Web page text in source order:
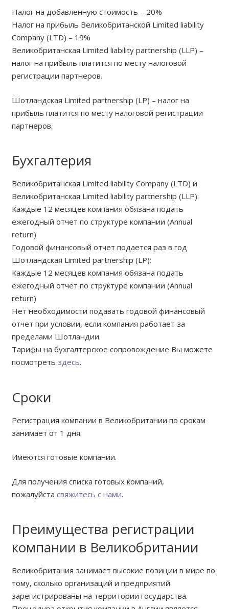
Налог на добавленную стоимость – 20%
Налог на прибыль Великобританской Limited liability
Company (LTD) – 19%
Великобританская Limited liability partnership (LLP) –
налог на прибыль платится по месту налоговой
регистрации партнеров.
Шотландская Limited partnership (LP) – налог на
прибыль платится по месту налоговой регистрации
партнеров.
Бухгалтерия
Великобританская Limited liability Company (LTD) и
Великобританская Limited liability partnership (LLP):
Каждые 12 месяцев компания обязана подать
ежегодный отчет по структуре компании (Annual
return)
Годовой финансовый отчет подается раз в год
Шотландская Limited partnership (LP):
Каждые 12 месяцев компания обязана подать
ежегодный отчет по структуре компании (Annual
return)
Нет необходимости подавать годовой финансовый
отчет при условии, если компания работает за
пределами Шотландии.
Тарифы на бухгалтерское сопровождение Вы можете
посмотреть здесь.
Сроки
Регистрация компании в Великобритании по срокам
занимает от 1 дня.
Имеются готовые компании.
Для получения списка готовых компаний,
пожалуйста свяжитесь с нами.
Преимущества регистрации
компании в Великобритании
Великобритания занимает высокие позиции в мире по
тому, сколько организаций и предприятий
зарегистрированы на территории государства.